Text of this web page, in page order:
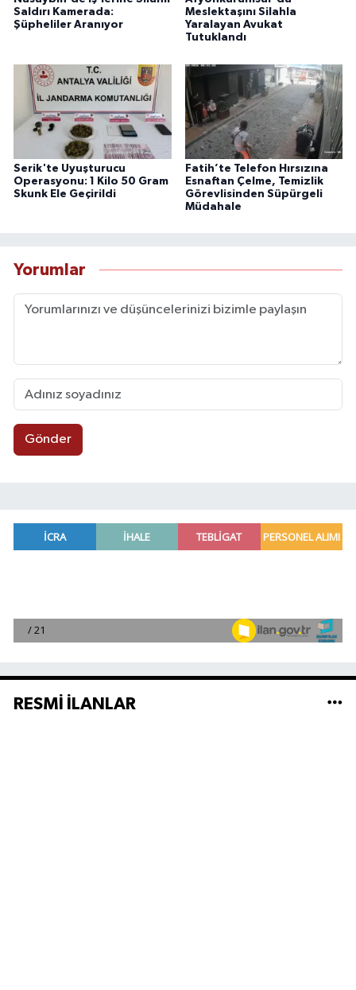
Saldırı Kamerada:
Şüpheliler Aranıyor
Meslektaşını Silahla
Yaralayan Avukat
Tutuklandı
Serik'te Uyuşturucu
Operasyonu: 1 Kilo 50 Gram
Skunk Ele Geçirildi
Fatih’te Telefon Hırsızına
Esnaftan Çelme, Temizlik
Görevlisinden Süpürgeli
Müdahale
Yorumlar
Gönder
RESMİ İLANLAR